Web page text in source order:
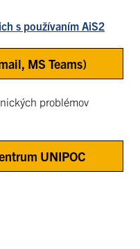
s používaním AiS2
MS Teams)
problémov
UNIPOC